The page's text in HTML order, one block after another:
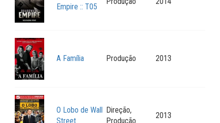
Empire :: T05
A Família Produção 2013
O Lobo de Wall
Street
Direção,
Produção
2013